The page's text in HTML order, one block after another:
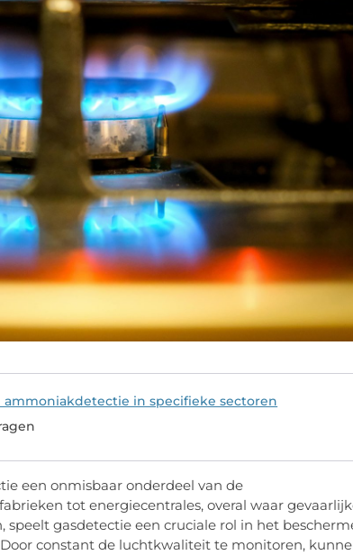
ammoniakdetectie in specifieke sectoren
een onmisbaar onderdeel van de
tot energiecentrales, overal waar
gasdetectie een cruciale rol in het
constant de luchtkwaliteit te monitoren,